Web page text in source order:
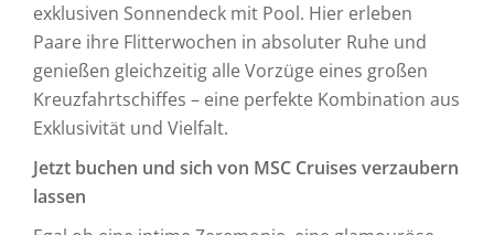
exklusiven Sonnendeck mit Pool. Hier erleben
Paare ihre Flitterwochen in absoluter Ruhe und
genießen gleichzeitig alle Vorzüge eines großen
Kreuzfahrtschiffes – eine perfekte Kombination aus
Exklusivität und Vielfalt.
Jetzt buchen und sich von MSC Cruises verzaubern
lassen